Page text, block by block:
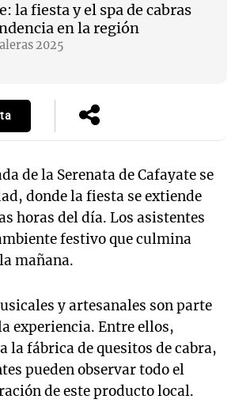
la fiesta y el spa de cabras
en la región
2025
de la Serenata de Cafayate se
donde la fiesta se extiende
horas del día. Los asistentes
festivo que culmina
mañana.
y artesanales son parte
experiencia. Entre ellos,
la fábrica de quesitos de cabra,
pueden observar todo el
de este producto local.